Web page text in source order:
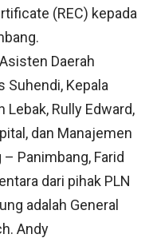
(REC) kepada
Daerah
Suhendi, Kepala
Lebak, Rully Edward,
dan Manajemen
Panimbang, Farid
dari pihak PLN
adalah General
Andy